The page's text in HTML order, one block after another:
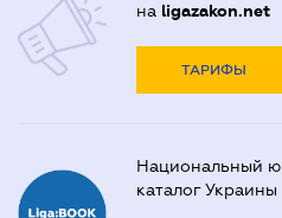
на ligazakon.net
ТАРИФЫ
Национальный
каталог Украины